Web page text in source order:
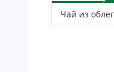
Чай из